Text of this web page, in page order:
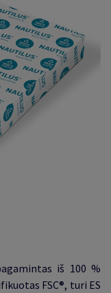
iš 100 %
FSC®, turi ES